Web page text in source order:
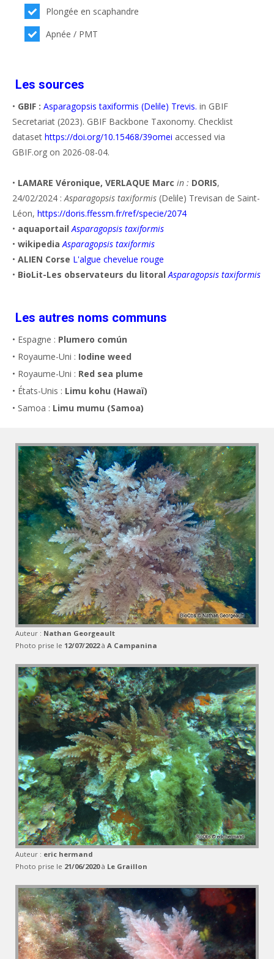
Plongée en scaphandre
Apnée / PMT
Les sources
• GBIF : Asparagopsis taxiformis (Delile) Trevis. in GBIF
Secretariat (2023). GBIF Backbone Taxonomy. Checklist
dataset https://doi.org/10.15468/39omei accessed via
GBIF.org on 2026-08-04.
• LAMARE Véronique, VERLAQUE Marc in : DORIS,
24/02/2024 :Asparagopsis taxiformis (Delile) Trevisan de Saint-
Léon, https://doris.ffessm.fr/ref/specie/2074
• aquaportail Asparagopsis taxiformis
• wikipediaAsparagopsis taxiformis
• ALIEN Corse L'algue chevelue rouge
• BioLit-Les observateurs du litoral Asparagopsis taxiformis
Les autres noms communs
• Espagne : Plumero común
• Royaume-Uni : Iodine weed
• Royaume-Uni : Red sea plume
• États-Unis : Limu kohu (Hawaï)
• Samoa : Limu mumu (Samoa)
Auteur : Nathan Georgeault
Photo prise le 12/07/2022à A Campanina
Auteur : eric hermand
Photo prise le 21/06/2020à Le Graillon